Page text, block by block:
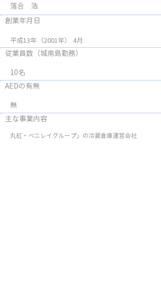
創業年月日
従業員数（城南島勤務）
AEDの有無
主な事業内容
落合 浩
10名
無
丸紅・ベニレイグループ」の冷蔵倉庫運営会社
平成13年 （2001年） 4月